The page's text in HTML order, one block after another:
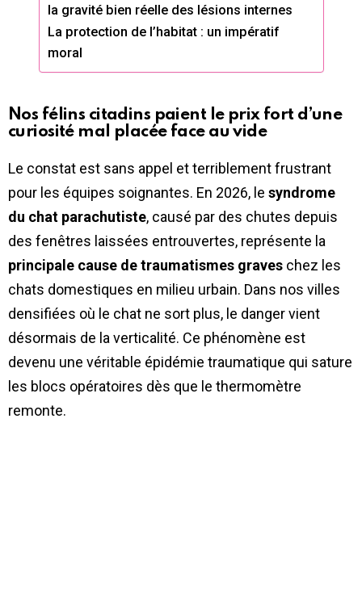
la gravité bien réelle des lésions internes
La protection de l’habitat : un impératif
moral
Nos félins citadins paient le prix fort d’une
curiosité mal placée face au vide
Le constat est sans appel et terriblement frustrant
pour les équipes soignantes. En 2026, le syndrome
du chat parachutiste, causé par des chutes depuis
des fenêtres laissées entrouvertes, représente la
principale cause de traumatismes graves chez les
chats domestiques en milieu urbain. Dans nos villes
densifiées où le chat ne sort plus, le danger vient
désormais de la verticalité. Ce phénomène est
devenu une véritable épidémie traumatique qui sature
les blocs opératoires dès que le thermomètre
remonte.